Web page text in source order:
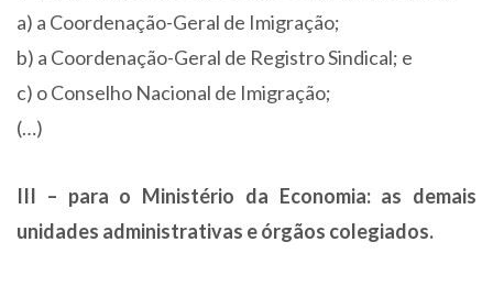
a) a Coordenação-Geral de Imigração;
b) a Coordenação-Geral de Registro Sindical; e
c) o Conselho Nacional de Imigração;
(…)
III – para o Ministério da Economia: as demais
unidades administrativas e órgãos colegiados.